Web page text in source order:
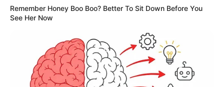
Remember Honey Boo Boo? Better To Sit Down Before You
See Her Now